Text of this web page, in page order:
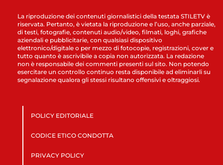
La riproduzione dei contenuti giornalistici della testata STILETV è
riservata. Pertanto, è vietata la riproduzione e l’uso, anche parziale,
di testi, fotografie, contenuti audio/video, filmati, loghi, grafiche
aziendali e pubblicitarie, con qualsiasi dispositivo
elettronico/digitale o per mezzo di fotocopie, registrazioni, cover e
tutto quanto è ascrivibile a copia non autorizzata. La redazione
non è responsabile dei commenti presenti sul sito. Non potendo
esercitare un controllo continuo resta disponibile ad eliminarli su
segnalazione qualora gli stessi risultano offensivi e oltraggiosi.
POLICY EDITORIALE
CODICE ETICO CONDOTTA
PRIVACY POLICY